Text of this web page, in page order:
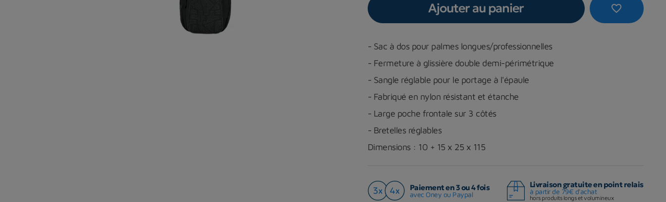
favorite_border
Ajouter au panier
- Sac à dos pour palmes longues/professionnelles
- Fermeture à glissière double demi-périmétrique
- Sangle réglable pour le portage à l'épaule
- Fabriqué en nylon résistant et étanche
- Large poche frontale sur 3 côtés
- Bretelles réglables
Dimensions : 10 + 15 x 25 x 115
Paiement en 3 ou 4 fois
avec Oney ou Paypal
Livraison gratuite en point relais
à partir de 79€ d'achat
hors produits longs et volumineux